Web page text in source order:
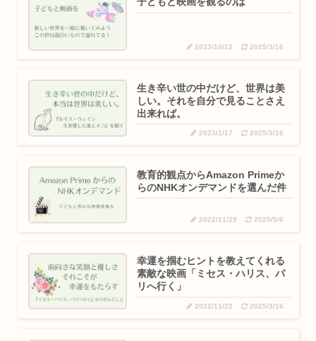
2023/10/12 2025/3/16
生き辛い世の中だけど、世界は美
しい。それを自分で見ることさえ
出来れば。
2023/1/17 2025/3/16
教育的観点からAmazon Primeか
らのNHKオンデマンドを選んだ件
2022/11/29 2025/5/6
幸運を掴むヒントを教えてくれる
素敵な映画「ミセス・ハリス、パ
リへ行く」
2022/11/22 2025/3/16